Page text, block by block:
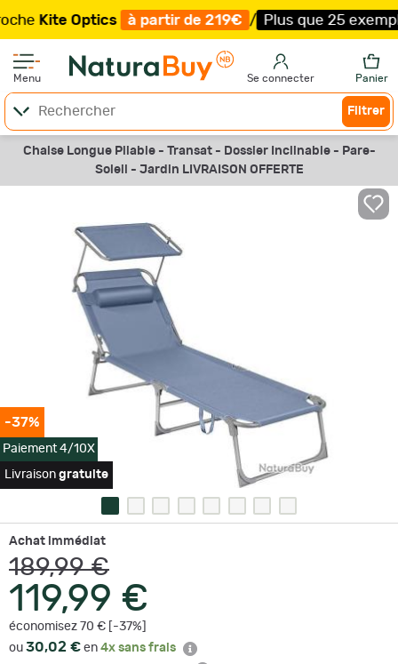
Optics à partir de 219€ / Plus que 25
Menu Se connecter Panier
Filtrer
Chaise Longue Pliable - Transat - Dossier Inclinable - Pare-
Soleil - Jardin LIVRAISON OFFERTE
-37%
Paiement 4/10X
Livraison gratuite
Achat immédiat
189,99 €
119,99 €
économisez 70 € [-37%]
ou 30,02 € en 4x sans frais